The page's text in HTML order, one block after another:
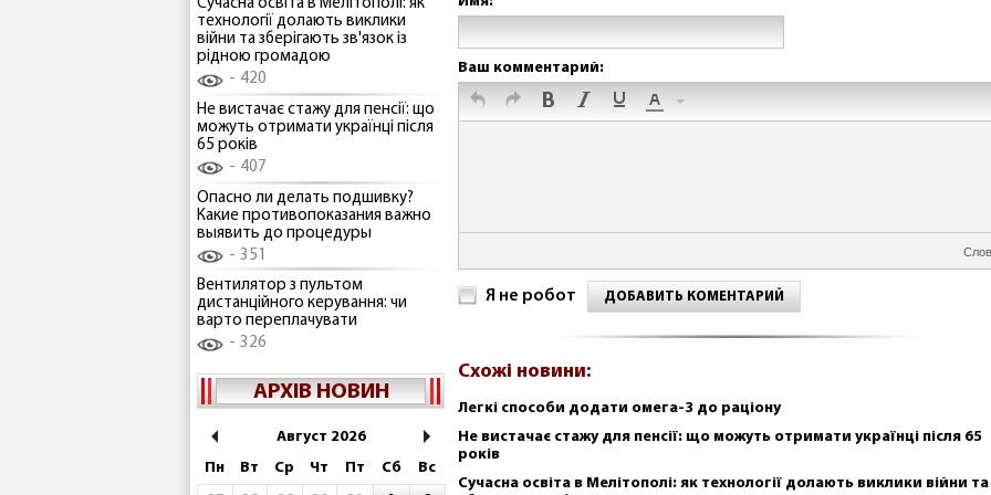
Сучасна освіта в Мелітополі: як
технології долають виклики
війни та зберігають зв'язок із
рідною громадою
420
Не вистачає стажу для пенсії: що
можуть отримати українці після
65 років
407
Опасно ли делать подшивку?
Какие противопоказания важно
выявить до процедуры
351
Вентилятор з пультом
дистанційного керування: чи
варто переплачувати
326
АРХІВ НОВИН
Август 2026
Пн
Вт Ср Чт Пт Сб
Вс
Ваш комментарий:
Я не робот ДОБАВИТЬ КОМЕНТАРИЙ
Схожі новини:
Легкі способи додати омега-3 до раціону
Не вистачає стажу для пенсії: що можуть отримати українці після 65
років
Сучасна освіта в Мелітополі: як технології долають виклики війни та